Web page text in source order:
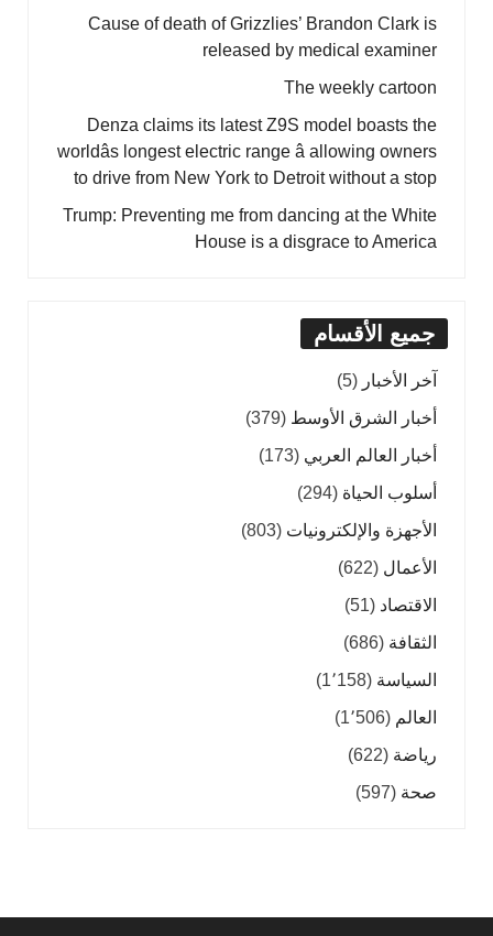
Cause of death of Grizzlies’ Brandon Clark is
released by medical examiner
The weekly cartoon
Denza claims its latest Z9S model boasts the
worldâs longest electric range â allowing owners
to drive from New York to Detroit without a stop
Trump: Preventing me from dancing at the White
House is a disgrace to America
جميع الأقسام
آخر الأخبار (5)
أخبار الشرق الأوسط (379)
أخبار العالم العربي (173)
أسلوب الحياة (294)
الأجهزة والإلكترونيات (803)
الأعمال (622)
الاقتصاد (51)
الثقافة (686)
السياسة (1٬158)
العالم (1٬506)
رياضة (622)
صحة (597)